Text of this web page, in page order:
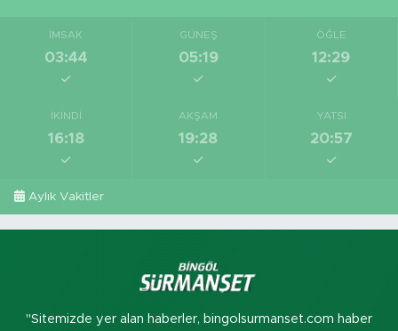
İMSAK
03:44
GÜNEŞ
05:19
ÖĞLE
12:29
İKINDI
16:18
AKŞAM
19:28
YATSI
20:57
Aylık Vakitler
"Sitemizde yer alan haberler, bingolsurmanset.com haber